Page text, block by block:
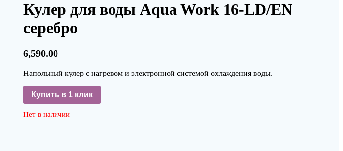
Кулер для воды Aqua Work 16-LD/EN
серебро
6,590.00
Напольный кулер с нагревом и электронной системой охлаждения воды.
Купить в 1 клик
Нет в наличии